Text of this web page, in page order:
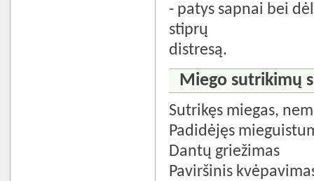
- patys sapnai bei
stiprų
distresą.
Miego sutrikimų
Sutrikęs miegas,
Padidėjęs
Dantų griežimas
Paviršinis